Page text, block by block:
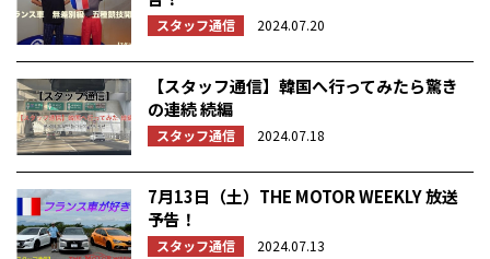
スタッフ通信 2024.07.20
【スタッフ通信】韓国へ行ってみたら驚き
の連続 続編
スタッフ通信 2024.07.18
7月13日（土）THE MOTOR WEEKLY 放送
予告！
スタッフ通信 2024.07.13